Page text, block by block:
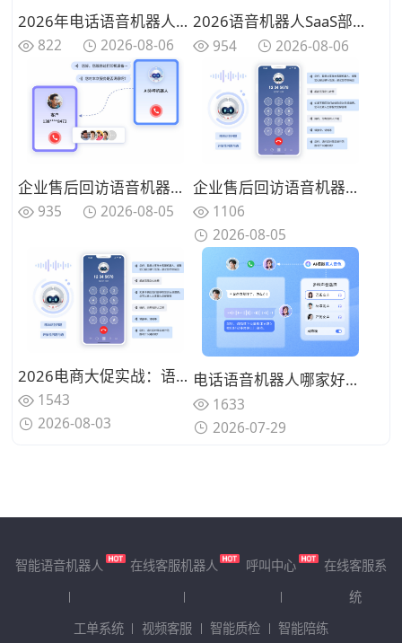
2026年电话语音机器人和人工客服怎么选？一文理清选型思路
822 2026-08-06
2026语音机器人SaaS部署，破解企业外呼高额成本难题
954 2026-08-06
企业售后回访语音机器人如何选？主流厂商功能对比一览
935 2026-08-05
企业售后回访语音机器人怎么选？实用选购要点全面整理
1106
2026-08-05
2026电商大促实战：语音机器人如何将售后投诉处理效率拉升3倍？（附部署清单）
1543
2026-08-03
电话语音机器人哪家好？2026年企业选型要点与产品能力解析
1633
2026-07-29
智能语音机器人 在线客服机器人 呼叫中心
在线客服系
统
工单系统
视频客服 智能质检 智能陪练